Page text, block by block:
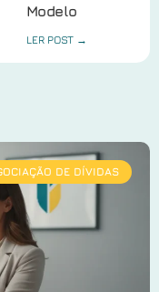
Modelo
LER POST →
DE DÍVIDAS